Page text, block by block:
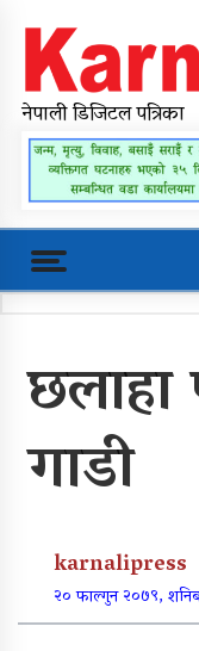
content
karnalipress
Online News Portal
नेपाली डिजिटल पत्रिका
गाडी
karnalipress
२० फाल्गुन २०७९,